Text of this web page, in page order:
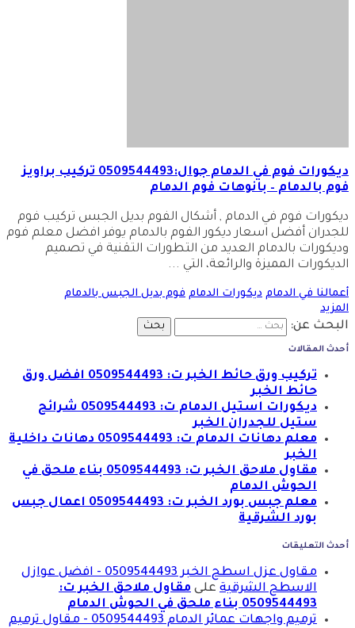
ديكورات فوم في الدمام جوال:0509544493 تركيب براويز
فوم بالدمام – بانوهات فوم الدمام
ديكورات فوم في الدمام , أشكال الفوم بديل الجبس تركيب فوم
للجدران أفضل اسعار ديكور الفوم بالدمام يوفر افضل معلم فوم
وديكورات بالدمام العديد من التطورات التقنية في تصميم
الديكورات المميزة والرائعة، التي ...
أعمالنا في الدمام ديكورات الدمام فوم بديل الجبس بالدمام
المزيد
البحث عن:
أحدث المقالات
تركيب ورق حائط الخبر ت: 0509544493 افضل ورق
حائط الخبر
ديكورات استيل الدمام ت: 0509544493 شرائح
ستيل للجدران الخبر
معلم دهانات الدمام ت: 0509544493 دهانات داخلية
الخبر
مقاول ملاحق الخبر ت: 0509544493 بناء ملحق في
الحوش الدمام
معلم جبس بورد الخبر ت: 0509544493 اعمال جبس
بورد الشرقية
أحدث التعليقات
مقاول عزل اسطح الخبر 0509544493 - افضل عوازل
الاسطح الشرقية على مقاول ملاحق الخبر ت:
0509544493 بناء ملحق في الحوش الدمام
ترميم واجهات عمائر الدمام 0509544493 - مقاول ترميم